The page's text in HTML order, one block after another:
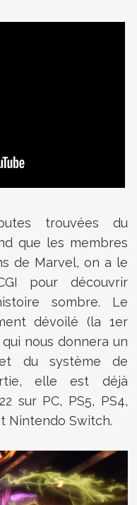
trouvées du
que les membres
de Marvel, on a le
pour découvrir
sombre. Le
dévoilé (la 1er
nous donnera un
du système de
elle est déjà
sur PC, PS5, PS4,
Nintendo Switch.